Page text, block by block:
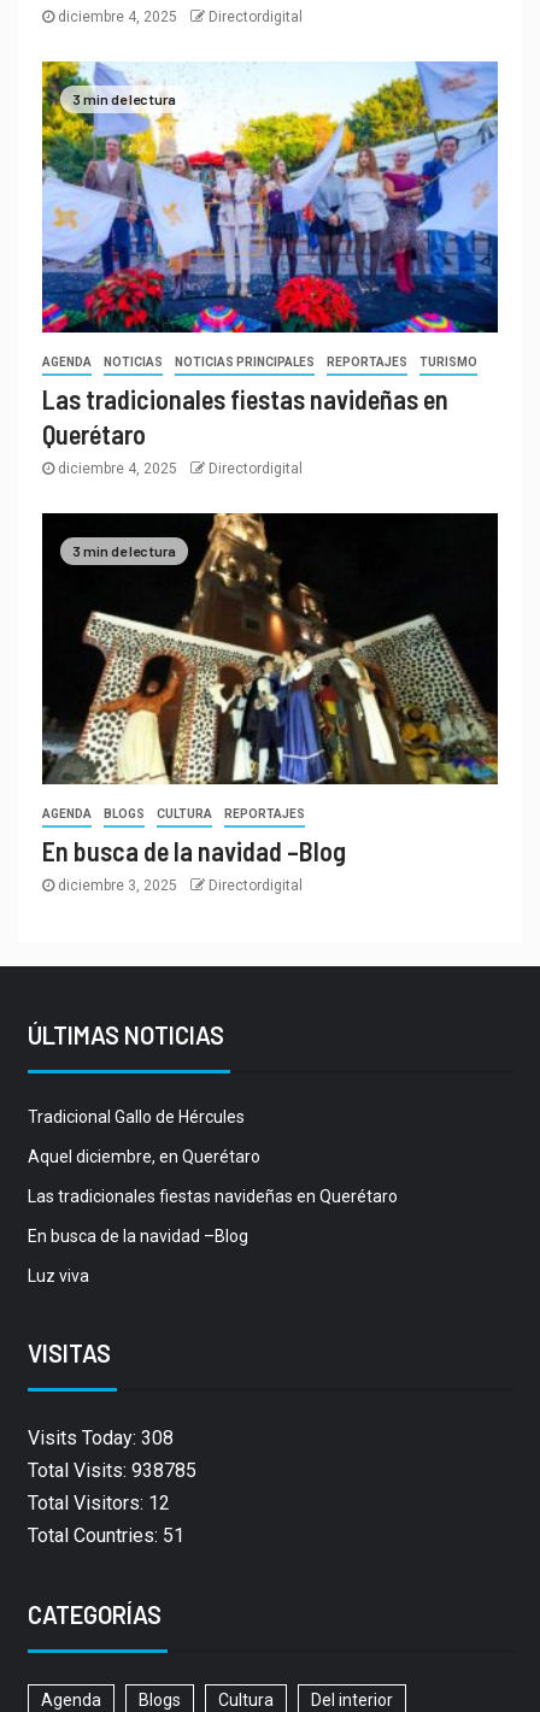
diciembre 4, 2025 Directordigital
3 min de lectura
AGENDA NOTICIAS NOTICIAS PRINCIPALES REPORTAJES TURISMO
Las tradicionales fiestas navideñas en
Querétaro
diciembre 4, 2025 Directordigital
3 min de lectura
AGENDA BLOGS CULTURA REPORTAJES
En busca de la navidad –Blog
diciembre 3, 2025 Directordigital
ÚLTIMAS NOTICIAS
Tradicional Gallo de Hércules
Aquel diciembre, en Querétaro
Las tradicionales fiestas navideñas en Querétaro
En busca de la navidad –Blog
Luz viva
VISITAS
Visits Today: 308
Total Visits: 938785
Total Visitors: 12
Total Countries: 51
CATEGORÍAS
Agenda Blogs Cultura Del interior